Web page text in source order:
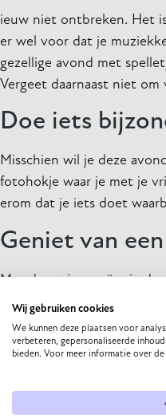
ieuw niet ontbreken. Het
er wel voor dat je
gezellige avond met
Vergeet daarnaast niet
Doe iets
Misschien wil je deze
fotohokje waar je met je
erom dat je iets doet
Geniet van
Met deze tips creëer je de
drinken, fijne muziek en
moment met je
Happy New Year!
Wij gebruiken cookies
We kunnen deze plaatsen voor
verbeteren, gepersonaliseerde
bieden. Voor meer informatie over